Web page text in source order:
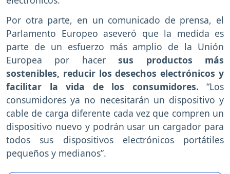
Por otra parte, en un comunicado de prensa, el
Parlamento Europeo aseveró que la medida es
parte de un esfuerzo más amplio de la Unión
Europea por hacersus productos más
sostenibles, reducir los desechos electrónicos y
facilitar la vida de los consumidores. “Los
consumidores ya no necesitarán un dispositivo y
cable de carga diferente cada vez que compren un
dispositivo nuevo y podrán usar un cargador para
todos sus dispositivos electrónicos portátiles
pequeños y medianos”.